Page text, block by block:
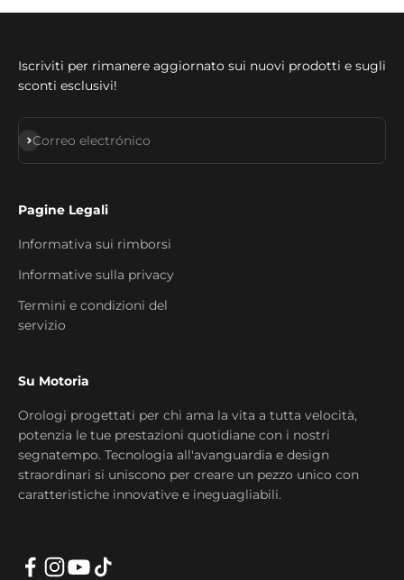
Iscriviti per rimanere aggiornato sui nuovi prodotti e sugli
sconti esclusivi!
Correo electrónico
Suscribirse
Pagine Legali
Informativa sui rimborsi
Informative sulla privacy
Termini e condizioni del
servizio
Su Motoria
Orologi progettati per chi ama la vita a tutta velocità,
potenzia le tue prestazioni quotidiane con i nostri
segnatempo. Tecnologia all'avanguardia e design
straordinari si uniscono per creare un pezzo unico con
caratteristiche innovative e ineguagliabili.